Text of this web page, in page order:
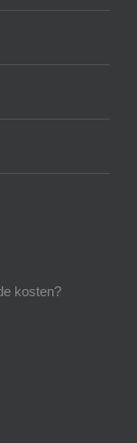
kosten?